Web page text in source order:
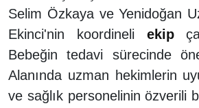
Selim Özkaya ve Yenidoğan
Ekinci'nin koordineli ekip
Bebeğin tedavi sürecinde
Alanında uzman hekimlerin
ve sağlık personelinin özverili